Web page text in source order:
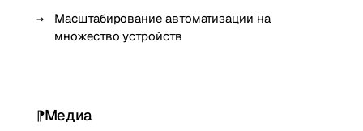
Масштабирование автоматизации на
множество устройств
Медиа